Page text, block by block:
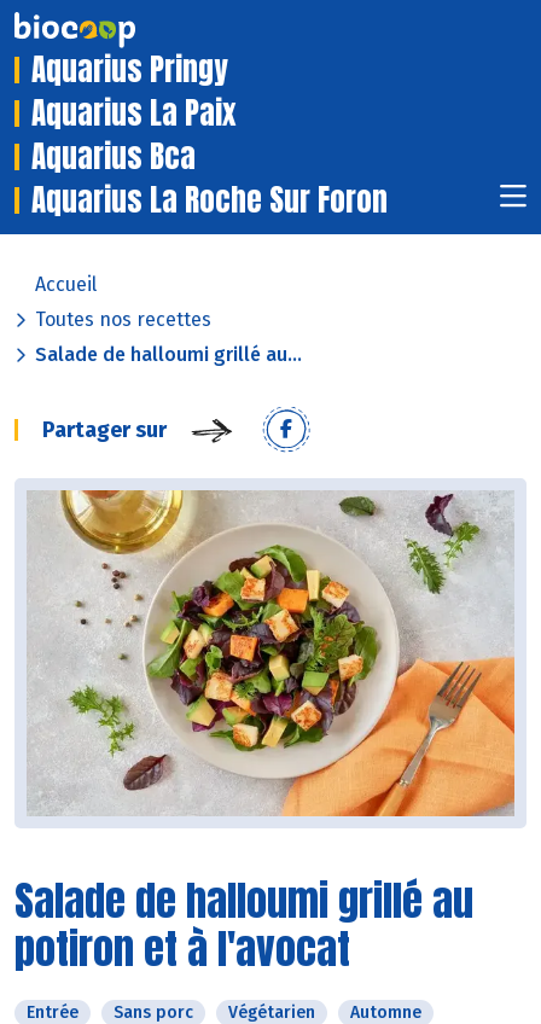
Aquarius Pringy
Aquarius La Paix
Aquarius Bca
Aquarius La Roche Sur Foron
Accueil
Toutes nos recettes
Salade de halloumi grillé au...
Partager sur
Salade de halloumi grillé au
potiron et à l'avocat
Entrée Sans porc Végétarien Automne